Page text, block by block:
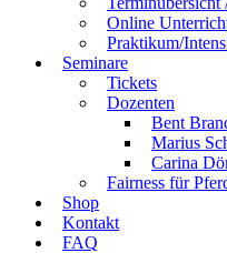
Online
Praktikum/
Seminare
Tickets
Dozenten
Bent
Marius
Carina
Fairness für
Shop
Kontakt
FAQ